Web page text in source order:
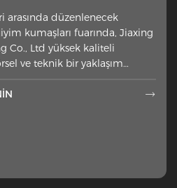
arasında düzenlenecek
kumaşları fuarında, Jiaxing
Co., Ltd yüksek kaliteli
ve teknik bir yaklaşım
